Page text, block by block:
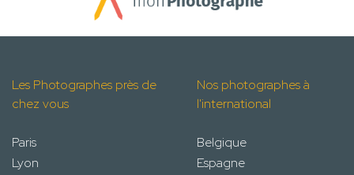
Les Photographes près de
chez vous
Paris
Lyon
Nos photographes à
l'international
Belgique
Espagne